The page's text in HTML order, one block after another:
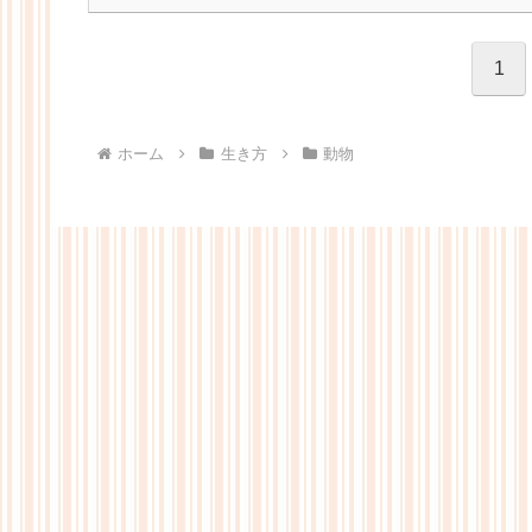
1
ホーム 生き方 動物